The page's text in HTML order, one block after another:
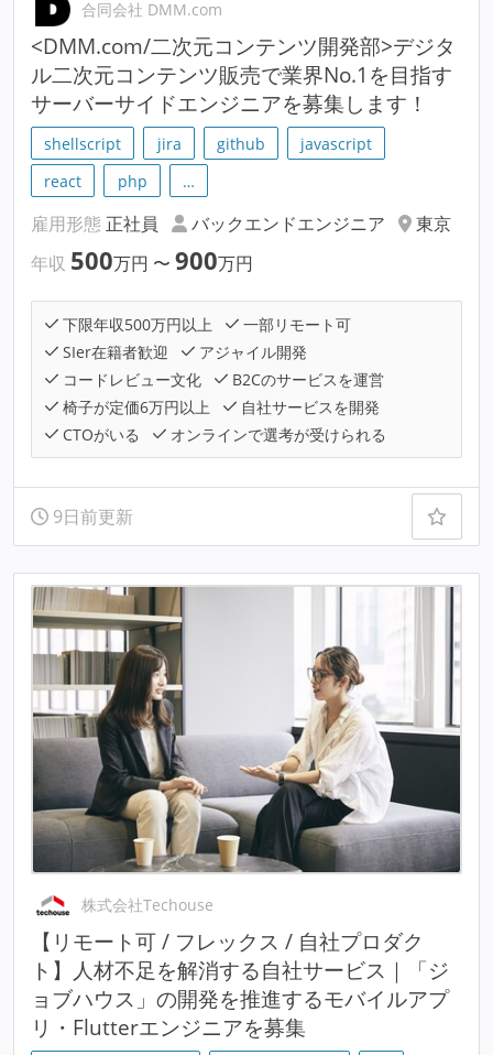
合同会社 DMM.com
<DMM.com/二次元コンテンツ開発部>デジタ
ル二次元コンテンツ販売で業界No.1を目指す
サーバーサイドエンジニアを募集します！
shellscript jira github
javascript
react
php …
雇用形態 正社員 バックエンドエンジニア
東京
年収 500万円 〜 900万円
下限年収500万円以上
一部リモート可
SIer在籍者歓迎
アジャイル開発
コードレビュー文化
B2Cのサービスを運営
椅子が定価6万円以上
自社サービスを開発
CTOがいる
オンラインで選考が受けられる
9日前更新
株式会社Techouse
【リモート可 / フレックス / 自社プロダク
ト】人材不足を解消する自社サービス｜「ジ
ョブハウス」の開発を推進するモバイルアプ
リ・Flutterエンジニアを募集